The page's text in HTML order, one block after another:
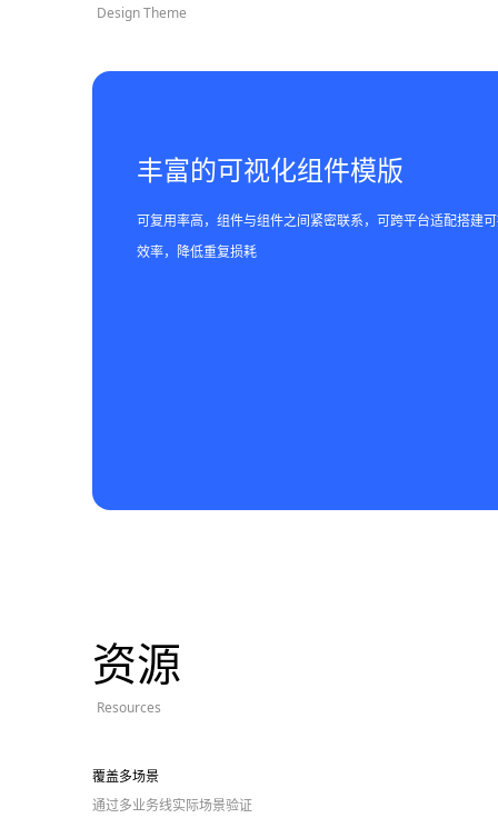
Design Theme
丰富的可视化组件模版
可复用率高，组件与组件之间紧密联系，可跨平台适配搭建
效率，降低重复损耗
资源
Resources
覆盖多场景
通过多业务线实际场景验证